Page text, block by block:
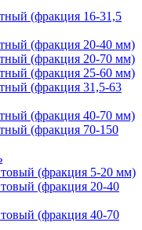
(фракция 16-31,5
(фракция 20-40 мм)
(фракция 20-70 мм)
(фракция 25-60 мм)
(фракция 31,5-63
(фракция 40-70 мм)
(фракция 70-150
(фракция 5-20 мм)
(фракция 20-40
(фракция 40-70